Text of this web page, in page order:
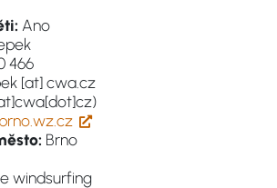
Ano
466
[at]cwa.cz
Brno
windsurfing